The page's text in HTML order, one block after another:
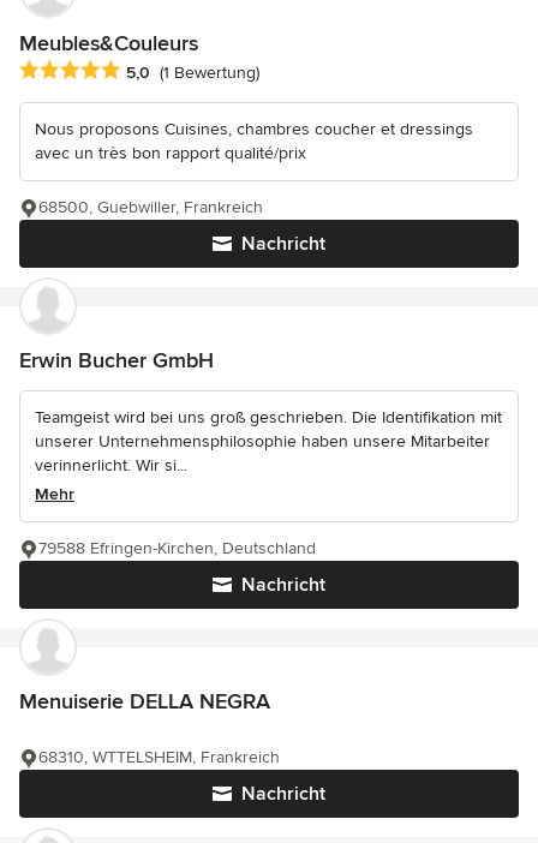
Meubles&Couleurs
Durchschnittliche Bewertung: 5 von 5 Sternen
5,0 (1 Bewertung)
Nous proposons Cuisines, chambres coucher et dressings
avec un très bon rapport qualité/prix
Nachricht
68500, Guebwiller, Frankreich
Erwin Bucher GmbH
Teamgeist wird bei uns groß geschrieben. Die Identifikation mit
unserer Unternehmensphilosophie haben unsere Mitarbeiter
verinnerlicht. Wir si...
Mehr
Nachricht
79588 Efringen-Kirchen, Deutschland
Menuiserie DELLA NEGRA
Nachricht
68310, WTTELSHEIM, Frankreich